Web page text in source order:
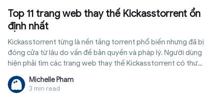
Top 11 trang web thay thế Kickasstorrent ổn
định nhất
Kickasstorrent từng là nền tảng torrent phổ biến nhưng đã bị
đóng cửa từ lâu do vấn đề bản quyền và pháp lý. Người dùng
hiện phải tìm các trang web thay thế Kickasstorrent có thư
viện tương tự và vẫn hoạt động ổn định. Tuy nhiên, không phải
website nào cũng đáng tin cậy vì nhiều trang mirror chứa
Michelle Pham
3 min read